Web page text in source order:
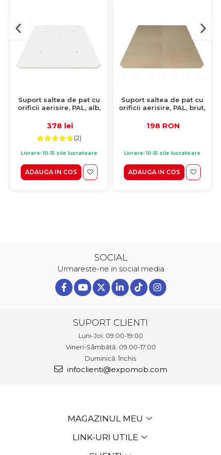
Suport saltea de pat cu
orificii aerisire, PAL, alb,
378 lei
(2)
Livrare: 10-15 zile lucratoare
ADAUGA IN COS
Suport saltea de pat cu
orificii aerisire, PAL, brut,
198 RON
Livrare: 10-15 zile lucratoare
ADAUGA IN COS
SOCIAL
Urmareste-ne in social media
SUPORT CLIENTI
Luni-Joi: 09:00-19:00
Vineri-Sâmbătă: 09:00-17:00
Duminică: închis
infoclienti@expomob.com
MAGAZINUL MEU
LINK-URI UTILE